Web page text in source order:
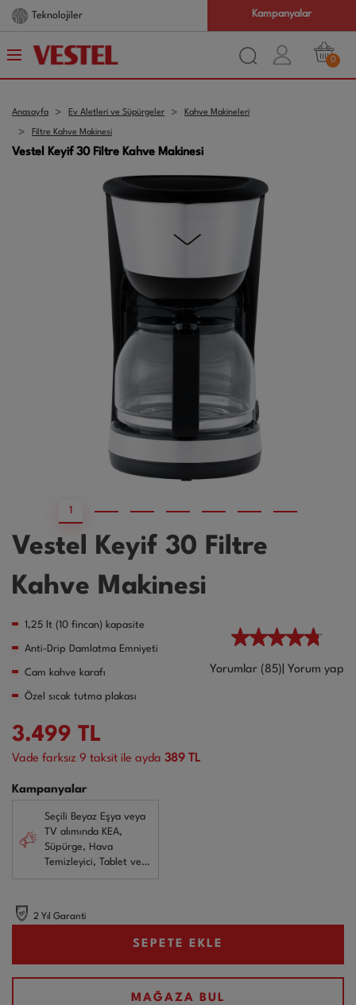
Teknolojiler Kampanyalar
0
Anasayfa Ev Aletleri ve Süpürgeler Kahve Makineleri
Filtre Kahve Makinesi
Vestel Keyif 30 Filtre Kahve Makinesi
1
Vestel Keyif 30 Filtre
Kahve Makinesi
1,25 lt (10 fincan) kapasite
Anti-Drip Damlatma Emniyeti
Cam kahve karafı
Özel sıcak tutma plakası
Yorumlar (85) Yorum yap
3.499 TL
Vade farksız 9 taksit ile ayda 389 TL
Kampanyalar
Seçili Beyaz Eşya veya
TV alımında KEA,
Süpürge, Hava
Temizleyici, Tablet ve
2 Yıl Garanti
SEPETE EKLE
MAĞAZA BUL